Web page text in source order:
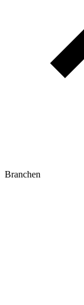
Branchen